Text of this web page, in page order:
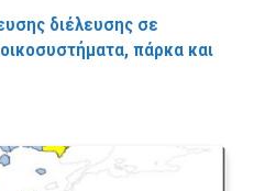
διέλευσης σε
πάρκα και